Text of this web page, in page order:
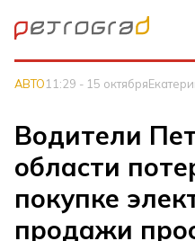
АВТО11:29 - 15 октября
Водители
области
покупке
продажи